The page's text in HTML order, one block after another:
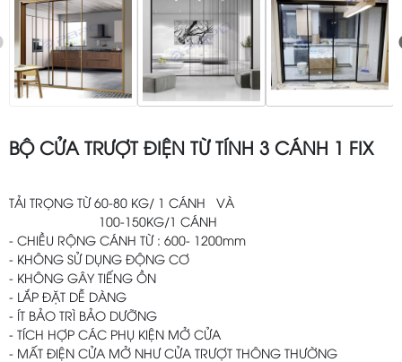
BỘ CỬA TRƯỢT ĐIỆN TỪ TÍNH 3 CÁNH 1 FIX
TẢI TRỌNG TỪ 60-80 KG/ 1 CÁNH VÀ
100-150KG/1 CÁNH
- CHIỀU RỘNG CÁNH TỪ : 600- 1200mm
- KHÔNG SỬ DỤNG ĐỘNG CƠ
- KHÔNG GÂY TIẾNG ỒN
- LẮP ĐẶT DỄ DÀNG
- ÍT BẢO TRÌ BẢO DƯỠNG
- TÍCH HỢP CÁC PHỤ KIỆN MỞ CỬA
- MẤT ĐIỆN CỬA MỞ NHƯ CỬA TRƯỢT THÔNG THƯỜNG